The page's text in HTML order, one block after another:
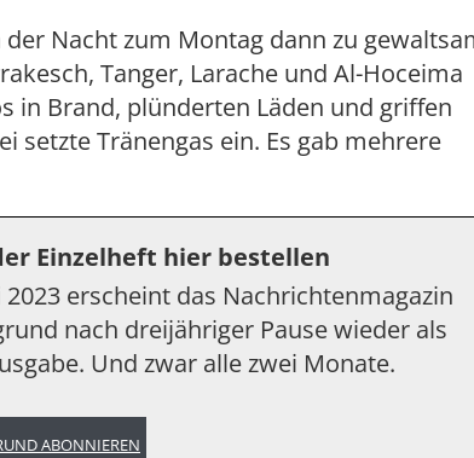
Nacht zum Montag dann zu
Tanger, Larache und Al-Hoceima
in Brand, plünderten Läden und griffen
setzte Tränengas ein. Es gab mehrere
Einzelheft hier bestellen
2023 erscheint das Nachrichtenmagazin
nach dreijähriger Pause wieder als
Und zwar alle zwei Monate.
ABONNIEREN